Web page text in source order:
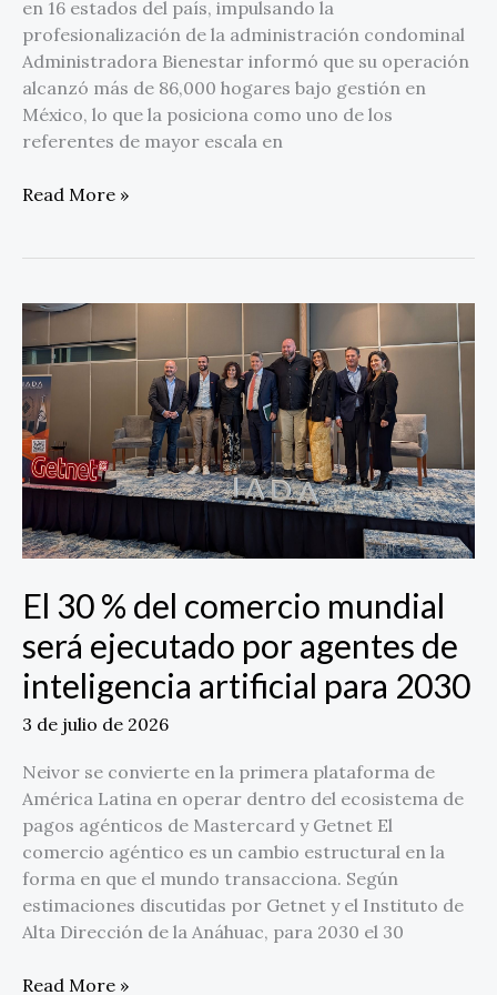
en 16 estados del país, impulsando la
profesionalización de la administración condominal
Administradora Bienestar informó que su operación
alcanzó más de 86,000 hogares bajo gestión en
México, lo que la posiciona como uno de los
referentes de mayor escala en
Read More »
El 30 % del comercio mundial
será ejecutado por agentes de
inteligencia artificial para 2030
3 de julio de 2026
Neivor se convierte en la primera plataforma de
América Latina en operar dentro del ecosistema de
pagos agénticos de Mastercard y Getnet El
comercio agéntico es un cambio estructural en la
forma en que el mundo transacciona. Según
estimaciones discutidas por Getnet y el Instituto de
Alta Dirección de la Anáhuac, para 2030 el 30
El
30
%
del
comercio
mundial
será
por
agentes
inteligencia
artificial
para
2030
Read More »